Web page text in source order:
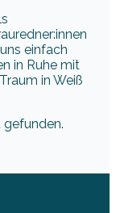
einfach
in Ruhe mit
in Weiß